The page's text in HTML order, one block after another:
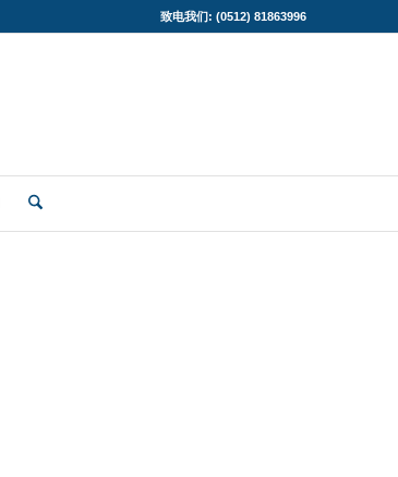
致电我们: (0512) 81863996